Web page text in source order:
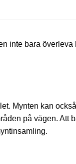
inte bara
Mynten kan
på vägen. Att